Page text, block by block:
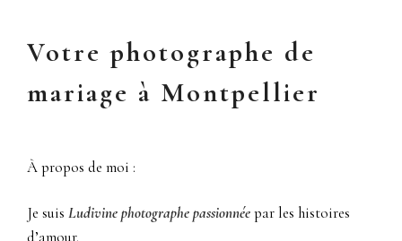
Votre photographe de
mariage à Montpellier
À propos de moi :
Je suis Ludivine photographe passionnéepar les histoires
d’amour.